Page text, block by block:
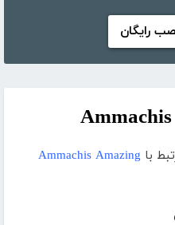
رایگان
با Ammachis Amazing